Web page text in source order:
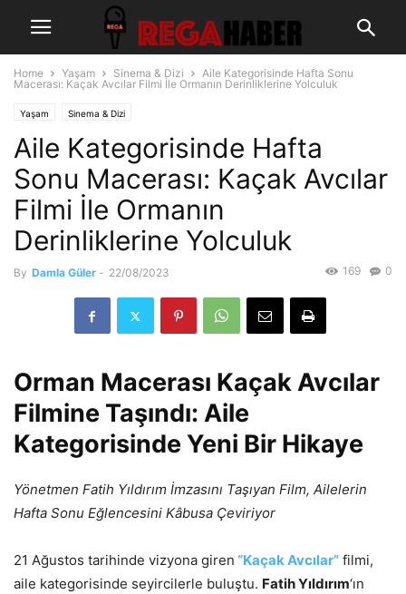
Home Yaşam Sinema & Dizi
Aile Kategorisinde Hafta Sonu
Macerası: Kaçak Avcılar Filmi İle Ormanın Derinliklerine Yolculuk
Yaşam Sinema & Dizi
Aile Kategorisinde Hafta
Sonu Macerası: Kaçak Avcılar
Filmi İle Ormanın
Derinliklerine Yolculuk
By Damla Güler - 22/08/2023 0
169
Orman Macerası Kaçak Avcılar
Filmine Taşındı: Aile
Kategorisinde Yeni Bir Hikaye
Yönetmen Fatih Yıldırım İmzasını Taşıyan Film, Ailelerin
Hafta Sonu Eğlencesini Kâbusa Çeviriyor
21 Ağustos tarihinde vizyona giren “Kaçak Avcılar” filmi,
aile kategorisinde seyircilerle buluştu. Fatih Yıldırım‘ın